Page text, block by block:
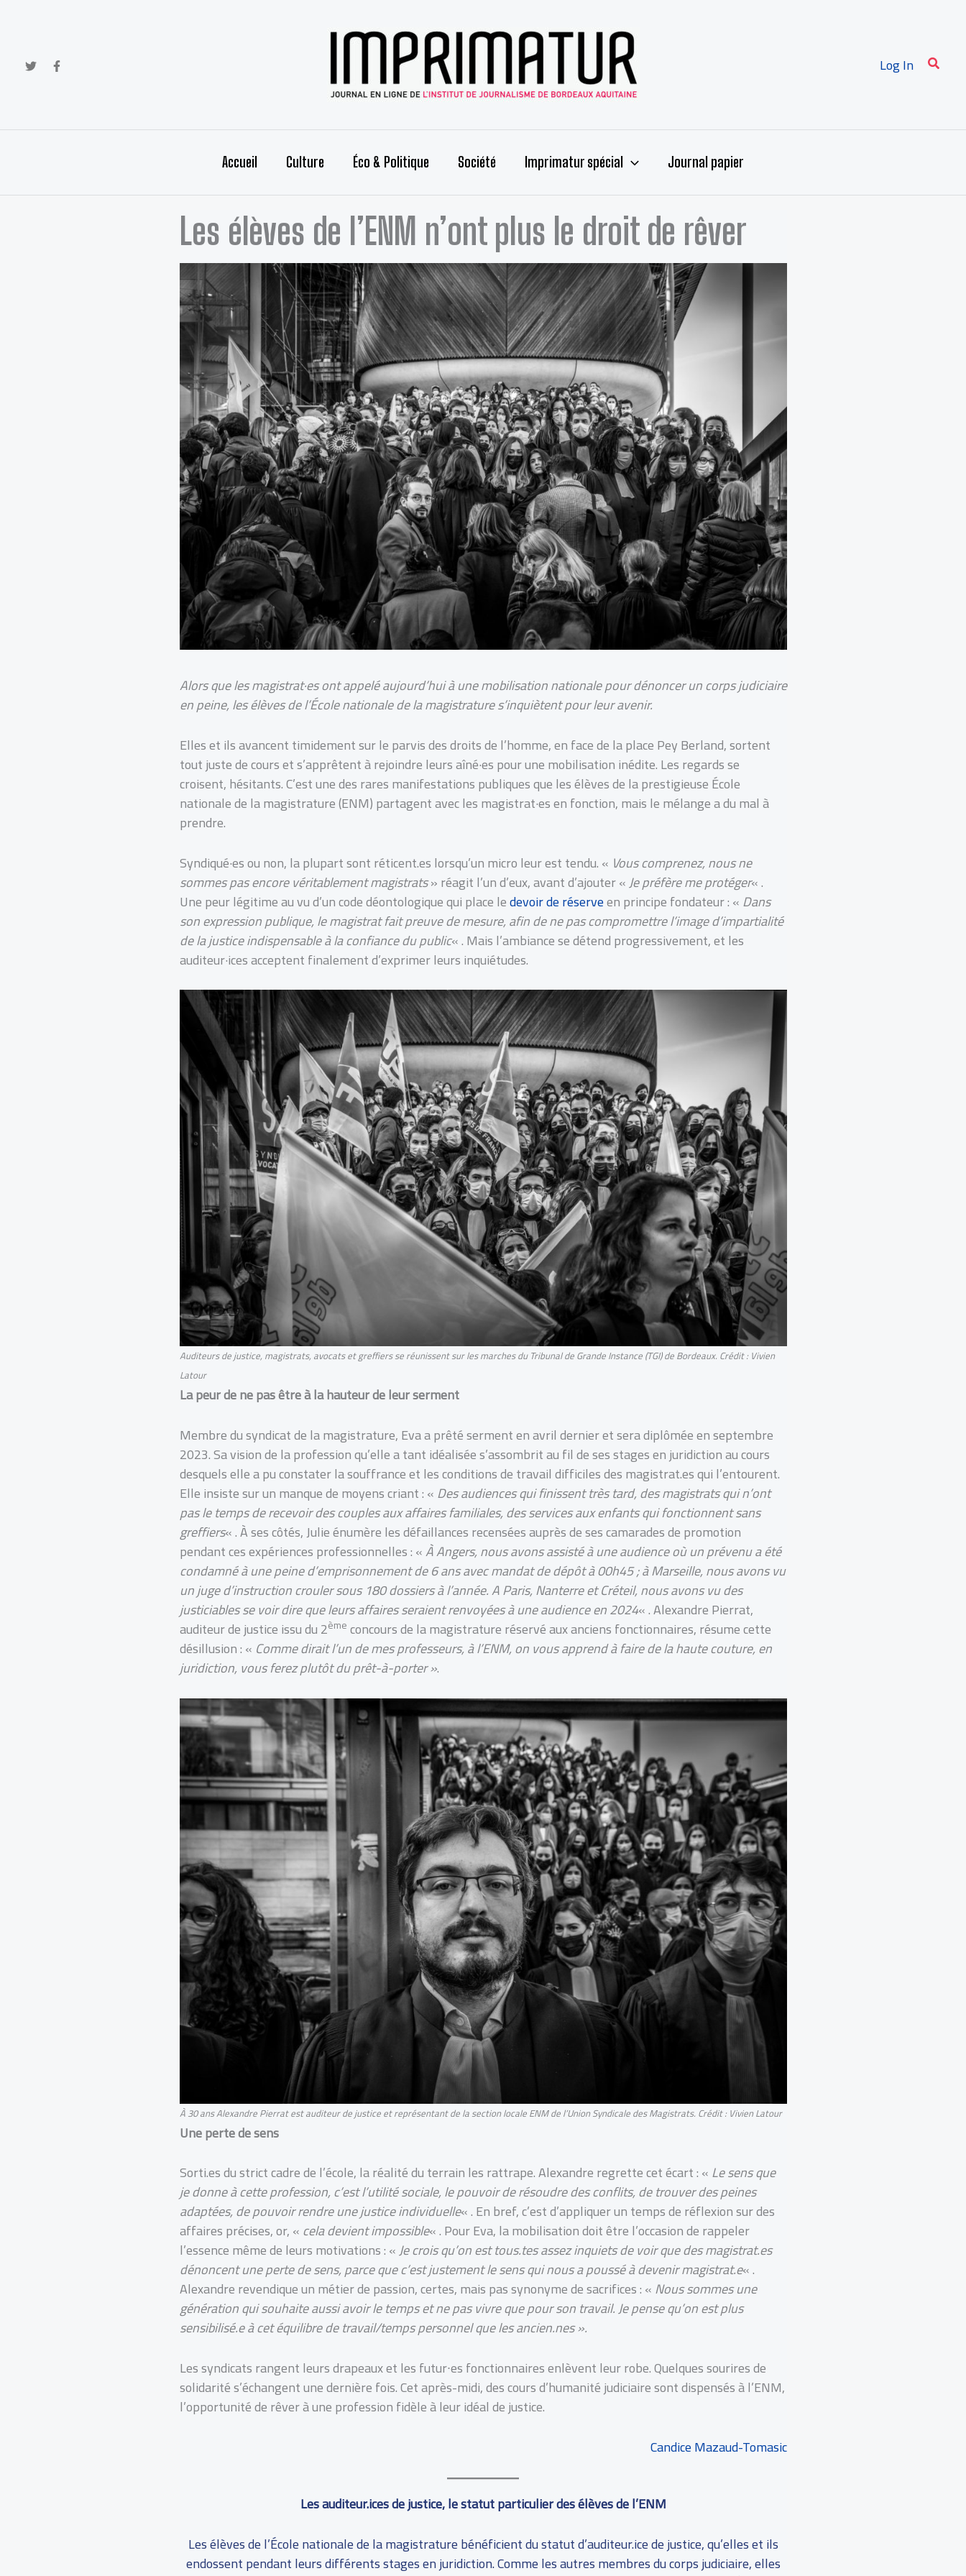
Log In
Accueil Culture Éco & Politique Société Imprimatur spécial Journal papier
Les élèves de l’ENM n’ont plus le droit de rêver
Alors que les magistrat·es ont appelé aujourd’hui à une mobilisation nationale pour dénoncer un corps judiciaire
en peine, les élèves de l’École nationale de la magistrature s’inquiètent pour leur avenir.
Elles et ils avancent timidement sur le parvis des droits de l’homme, en face de la place Pey Berland, sortent
tout juste de cours et s’apprêtent à rejoindre leurs aîné·es pour une mobilisation inédite. Les regards se
croisent, hésitants. C’est une des rares manifestations publiques que les élèves de la prestigieuse École
nationale de la magistrature (ENM) partagent avec les magistrat·es en fonction, mais le mélange a du mal à
prendre.
Syndiqué·es ou non, la plupart sont réticent.es lorsqu’un micro leur est tendu. « Vous comprenez, nous ne
sommes pas encore véritablement magistrats» réagit l’un d’eux, avant d’ajouter «Je préfère me protéger« .
Une peur légitime au vu d’un code déontologique qui place ledevoir de réserveen principe fondateur : «Dans
son expression publique, le magistrat fait preuve de mesure, afin de ne pas compromettre l’image d’impartialité
de la justice indispensable à la confiance du public« . Mais l’ambiance se détend progressivement, et les
auditeur·ices acceptent finalement d’exprimer leurs inquiétudes.
Auditeurs de justice, magistrats, avocats et greffiers se réunissent sur les marches du Tribunal de Grande Instance (TGI) de Bordeaux. Crédit : Vivien
Latour
La peur de ne pas être à la hauteur de leur serment
Membre du syndicat de la magistrature, Eva a prêté serment en avril dernier et sera diplômée en septembre
2023. Sa vision de la profession qu’elle a tant idéalisée s’assombrit au fil de ses stages en juridiction au cours
desquels elle a pu constater la souffrance et les conditions de travail difficiles des magistrat.es qui l’entourent.
Elle insiste sur un manque de moyens criant : «Des audiences qui finissent très tard, des magistrats qui n’ont
pas le temps de recevoir des couples aux affaires familiales, des services aux enfants qui fonctionnent sans
greffiers« . À ses côtés, Julie énumère les défaillances recensées auprès de ses camarades de promotion
pendant ces expériences professionnelles : «À Angers, nous avons assisté à une audience où un prévenu a été
condamné à une peine d’emprisonnement de 6 ans avec mandat de dépôt à 00h45 ; à Marseille, nous avons vu
un juge d’instruction crouler sous 180 dossiers à l’année. A Paris, Nanterre et Créteil, nous avons vu des
justiciables se voir dire que leurs affaires seraient renvoyées à une audience en 2024« . Alexandre Pierrat,
auditeur de justice issu du 2èmeconcours de la magistrature réservé aux anciens fonctionnaires, résume cette
désillusion : « Comme dirait l’un de mes professeurs, à l’ENM, on vous apprend à faire de la haute couture, en
juridiction, vous ferez plutôt du prêt-à-porter ».
À 30 ans Alexandre Pierrat est auditeur de justice et représentant de la section locale ENM de l’Union Syndicale des Magistrats. Crédit : Vivien Latour
Une perte de sens
Sorti.es du strict cadre de l’école, la réalité du terrain les rattrape. Alexandre regrette cet écart : «Le sens que
je donne à cette profession, c’est l’utilité sociale, le pouvoir de résoudre des conflits, de trouver des peines
adaptées, de pouvoir rendre une justice individuelle« . En bref, c’est d’appliquer un temps de réflexion sur des
affaires précises, or, «cela devient impossible« . Pour Eva, la mobilisation doit être l’occasion de rappeler
l’essence même de leurs motivations : «Je crois qu’on est tous.tes assez inquiets de voir que des magistrat.es
dénoncent une perte de sens, parce que c’est justement le sens qui nous a poussé à devenir magistrat.e« .
Alexandre revendique un métier de passion, certes, mais pas synonyme de sacrifices : «Nous sommes une
génération qui souhaite aussi avoir le temps et ne pas vivre que pour son travail. Je pense qu’on est plus
sensibilisé.e à cet équilibre de travail/temps personnel que les ancien.nes ».
Les syndicats rangent leurs drapeaux et les futur∙es fonctionnaires enlèvent leur robe. Quelques sourires de
solidarité s’échangent une dernière fois. Cet après-midi, des cours d’humanité judiciaire sont dispensés à l’ENM,
l’opportunité de rêver à une profession fidèle à leur idéal de justice.
Candice Mazaud-Tomasic
Les auditeur.ices de justice, le statut particulier des élèves de l’ENM
Les élèves de l’École nationale de la magistrature bénéficient du statut d’auditeur.ice de justice, qu’elles et ils
endossent pendant leurs différents stages en juridiction. Comme les autres membres du corps judiciaire, elles